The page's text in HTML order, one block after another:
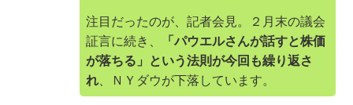
注目だったのが、記者会見。２月末の議会
証言に続き、
「パウエルさんが話すと株価
が落ちる」という法則が今回も繰り返さ
れ 、ＮＹダウが下落しています。